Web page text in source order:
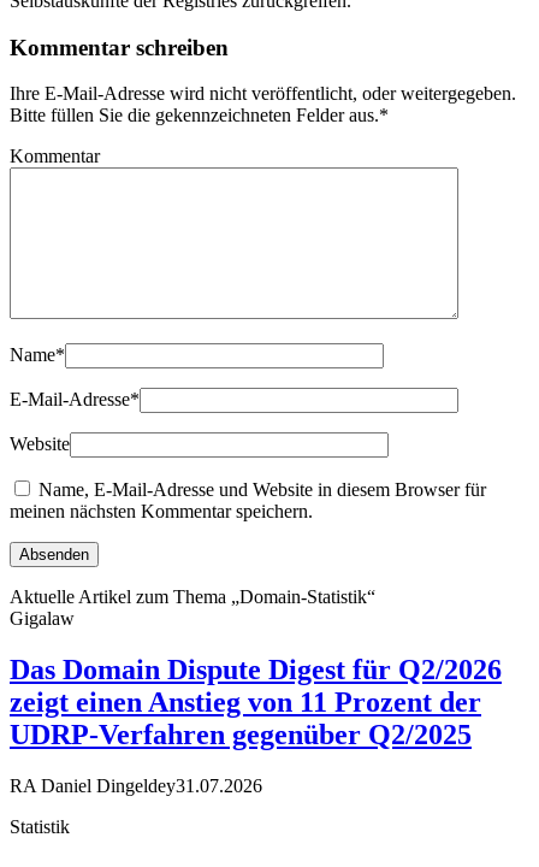
Kommentar schreiben
Ihre E-Mail-Adresse wird nicht veröffentlicht, oder weitergegeben.
Bitte füllen Sie die gekennzeichneten Felder aus.*
Kommentar
Name*
E-Mail-Adresse*
Website
Name, E-Mail-Adresse und Website in diesem Browser für
meinen nächsten Kommentar speichern.
Aktuelle Artikel zum Thema „Domain-Statistik“
Gigalaw
Das Domain Dispute Digest für Q2/2026
zeigt einen Anstieg von 11 Prozent der
UDRP-Verfahren gegenüber Q2/2025
RA Daniel Dingeldey31.07.2026
Statistik